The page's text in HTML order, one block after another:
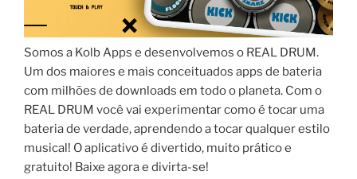
Somos a Kolb Apps e desenvolvemos o REAL DRUM.
Um dos maiores e mais conceituados apps de bateria
com milhões de downloads em todo o planeta. Com o
REAL DRUM você vai experimentar como é tocar uma
bateria de verdade, aprendendo a tocar qualquer estilo
musical! O aplicativo é divertido, muito prático e
gratuito! Baixe agora e divirta-se!